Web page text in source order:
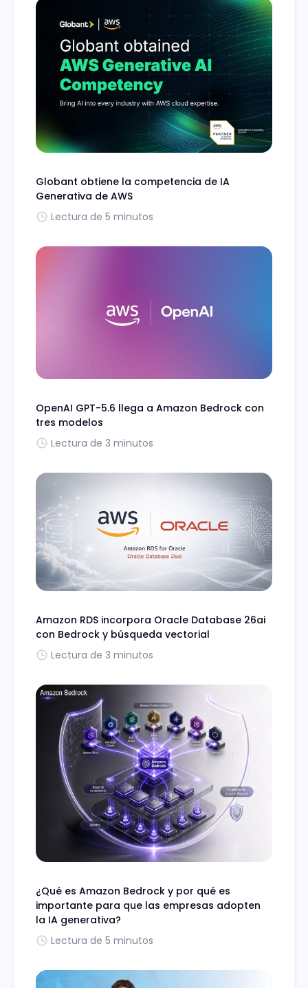
Globant obtiene la competencia de IA
Generativa de AWS
Lectura de 5 minutos
OpenAI GPT-5.6 llega a Amazon Bedrock con
tres modelos
Lectura de 3 minutos
Amazon RDS incorpora Oracle Database 26ai
con Bedrock y búsqueda vectorial
Lectura de 3 minutos
¿Qué es Amazon Bedrock y por qué es
importante para que las empresas adopten
la IA generativa?
Lectura de 5 minutos